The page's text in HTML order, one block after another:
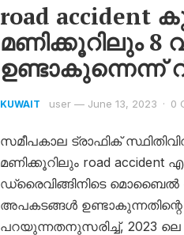
road
മണിക്കൂറിലും
ഉണ്ടാകുന്നെന്ന്
KUWAIT user — June 13, 2023 · 0
സമീപകാല ട്രാഫിക്
മണിക്കൂറിലും road accident
ഡ്രൈവിങ്ങിനിടെ
അപകടങ്ങൾ
പറയുന്നതനുസരിച്ച്, 2023